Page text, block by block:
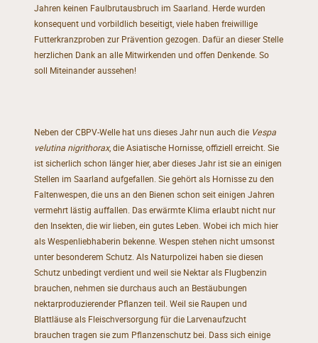
Jahren keinen Faulbrutausbruch im Saarland. Herde wurden
konsequent und vorbildlich beseitigt, viele haben freiwillige
Futterkranzproben zur Prävention gezogen. Dafür an dieser Stelle
herzlichen Dank an alle Mitwirkenden und offen Denkende. So
soll Miteinander aussehen!
Neben der CBPV-Welle hat uns dieses Jahr nun auch die Vespa
velutina nigrithorax, die Asiatische Hornisse, offiziell erreicht. Sie
ist sicherlich schon länger hier, aber dieses Jahr ist sie an einigen
Stellen im Saarland aufgefallen. Sie gehört als Hornisse zu den
Faltenwespen, die uns an den Bienen schon seit einigen Jahren
vermehrt lästig auffallen. Das erwärmte Klima erlaubt nicht nur
den Insekten, die wir lieben, ein gutes Leben. Wobei ich mich hier
als Wespenliebhaberin bekenne. Wespen stehen nicht umsonst
unter besonderem Schutz. Als Naturpolizei haben sie diesen
Schutz unbedingt verdient und weil sie Nektar als Flugbenzin
brauchen, nehmen sie durchaus auch an Bestäubungen
nektarproduzierender Pflanzen teil. Weil sie Raupen und
Blattläuse als Fleischversorgung für die Larvenaufzucht
brauchen tragen sie zum Pflanzenschutz bei. Dass sich einige